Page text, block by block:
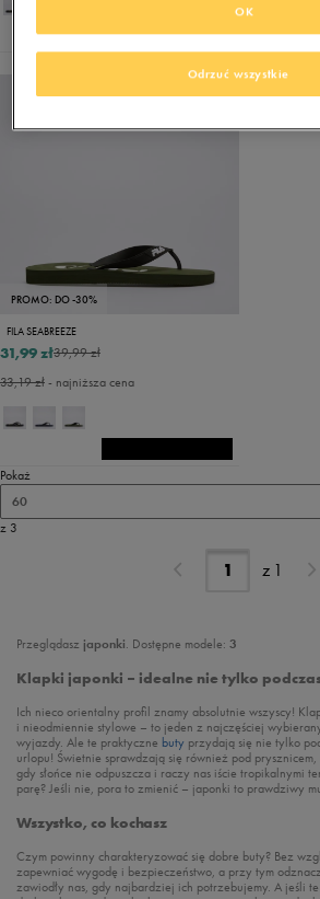
PROMO: DO -30%
FILA SEABREEZE
39,99 zł
31,99 zł
33,19 zł- najniższa cena
Pokaż
60
z 3
z 1
Przeglądasz japonki. Dostępne modele: 3
Klapki japonki – idealne nie tylko
Ich nieco orientalny profil znamy absolutnie wszyscy!
i nieodmiennie stylowe – to jeden z najczęściej
wyjazdy. Ale te praktyczne buty przydają się nie tylko
urlopu! Świetnie sprawdzają się również pod
gdy słońce nie odpuszcza i raczy nas iście tropikalnymi
parę? Jeśli nie, pora to zmienić – japonki to prawdziwy
Wszystko, co kochasz
Czym powinny charakteryzować się dobre buty? Bez
zapewniać wygodę i bezpieczeństwo, a przy tym
zawiodły nas, gdy najbardziej ich potrzebujemy. A jeśli
Odrzuć wszystkie
OK